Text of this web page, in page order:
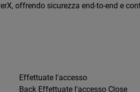
offrendo sicurezza end-to-end e
Effettuate l'accesso
Back Effettuate l'accesso Close